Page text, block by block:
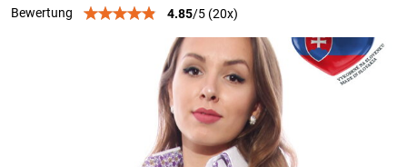
Bewertung 4.85/5 (20x)